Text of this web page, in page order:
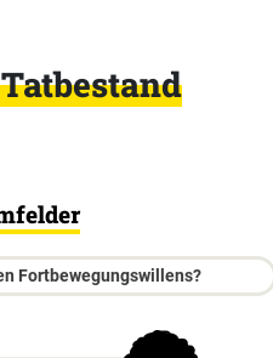
Fortbewegungswillens?